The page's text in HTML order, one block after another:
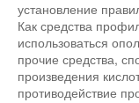
установление
Как средства
использоваться
прочие средства,
произведения
противодействие